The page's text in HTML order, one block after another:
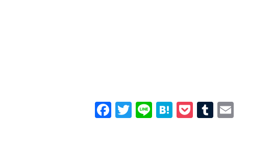
Facebook
Twitter
LineHatena
PocketTumblr